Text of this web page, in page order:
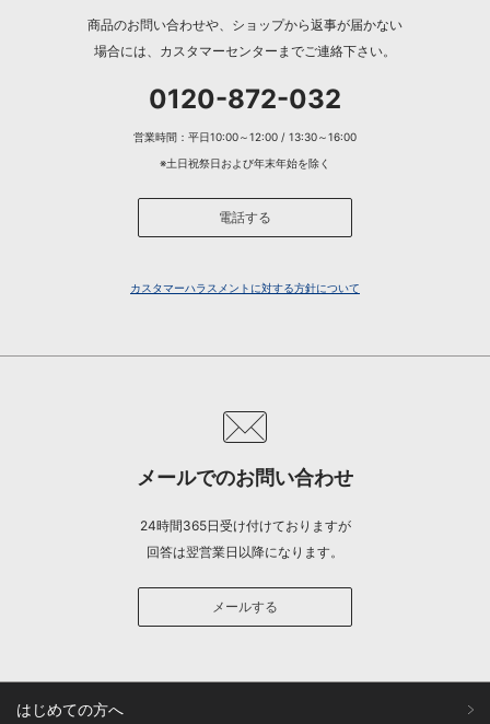
商品のお問い合わせや、ショップから返事が届かない
場合には、カスタマーセンターまでご連絡下さい。
0120-872-032
営業時間：平日10:00～12:00 / 13:30～16:00
※土日祝祭日および年末年始を除く
電話する
カスタマーハラスメントに対する方針について
メールでのお問い合わせ
24時間365日受け付けておりますが
回答は翌営業日以降になります。
メールする
はじめての方へ